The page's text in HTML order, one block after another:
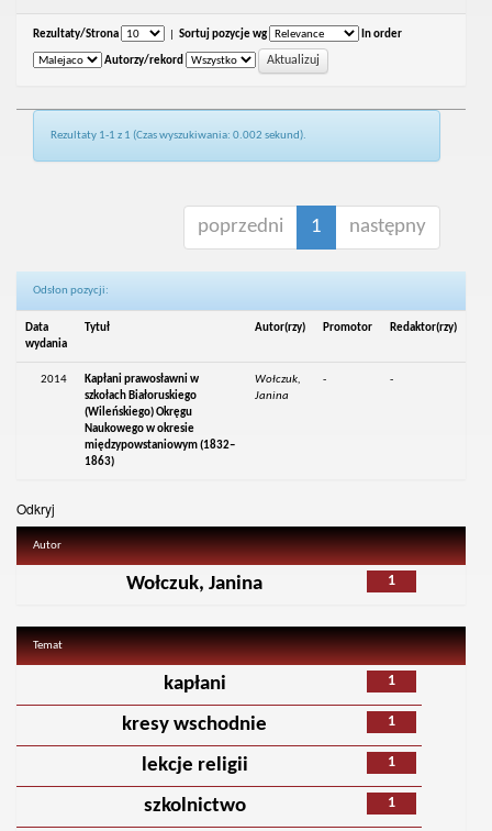
Rezultaty/Strona Sortuj pozycje wg In order
Autorzy/rekord
Rezultaty 1-1 z 1 (Czas wyszukiwania: 0.002 sekund).
poprzedni 1 następny
Odsłon pozycji:
Data
wydania
Tytuł Autor(rzy) Promotor Redaktor(rzy)
2014
Kapłani prawosławni w
szkołach Białoruskiego
(Wileńskiego) Okręgu
Naukowego w okresie
międzypowstaniowym (1832–
1863)
Wołczuk,
Janina
- -
Odkryj
Autor
1
Wołczuk, Janina
Temat
1
kapłani
1
kresy wschodnie
1
lekcje religii
1
szkolnictwo